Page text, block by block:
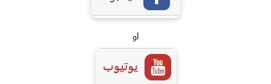
او